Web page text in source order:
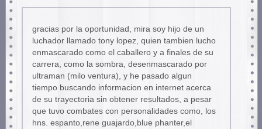
gracias por la oportunidad, mira soy hijo de un
luchador llamado tony lopez, quien tambien lucho
enmascarado como el caballero y a finales de su
carrera, como la sombra, desenmascarado por
ultraman (milo ventura), y he pasado algun
tiempo buscando informacion en internet acerca
de su trayectoria sin obtener resultados, a pesar
que tuvo combates con personalidades como, los
hns. espanto,rene guajardo,blue phanter,el